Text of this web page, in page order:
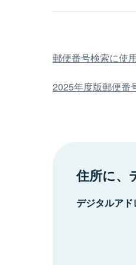
郵便番号検索に使
2025年度版郵便番
住所に、
デジタルア